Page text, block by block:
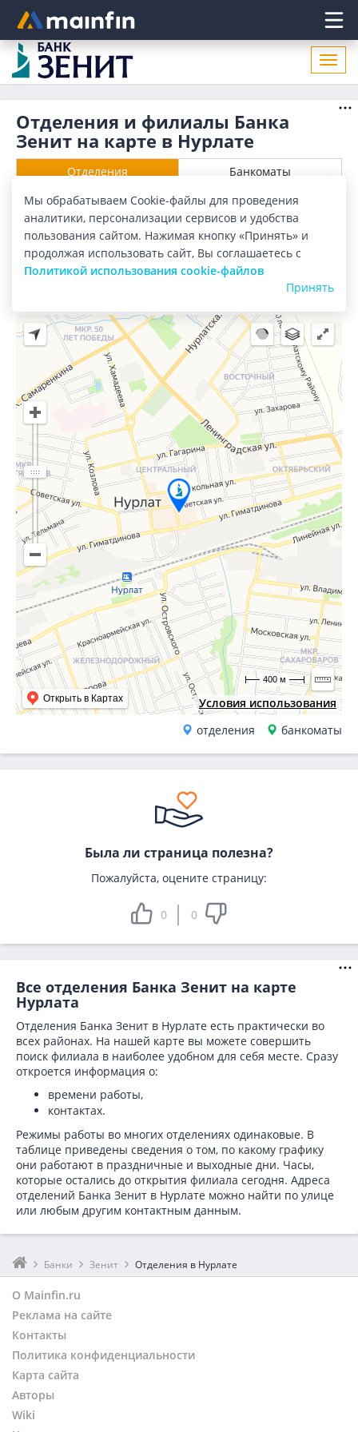
Главное меню
Отделения и филиалы Банка
Зенит на карте в Нурлате
Отделения Банкоматы
Все банки Карта Список
Город:Нурлат
Условия использования
Открыть в Картах
400 м
отделения банкоматы
Была ли страница полезна?
Пожалуйста, оцените страницу:
0 0
Все отделения Банка Зенит на карте
Нурлата
Отделения Банка Зенит в Нурлате есть практически во
всех районах. На нашей карте вы можете совершить
поиск филиала в наиболее удобном для себя месте. Сразу
откроется информация о:
времени работы,
контактах.
Режимы работы во многих отделениях одинаковые. В
таблице приведены сведения о том, по какому графику
они работают в праздничные и выходные дни. Часы,
которые остались до открытия филиала сегодня. Адреса
отделений Банка Зенит в Нурлате можно найти по улице
или любым другим контактным данным.
Банки Зенит Отделения в Нурлате
О Mainfin.ru
Реклама на сайте
Контакты
Политика конфиденциальности
Карта сайта
Авторы
Wiki
Мы обрабатываем Cookie-файлы для проведения
аналитики, персонализации сервисов и удобства
пользования сайтом. Нажимая кнопку «Принять» и
продолжая использовать сайт, Вы соглашаетесь с
Политикой использования cookie-файлов
Принять